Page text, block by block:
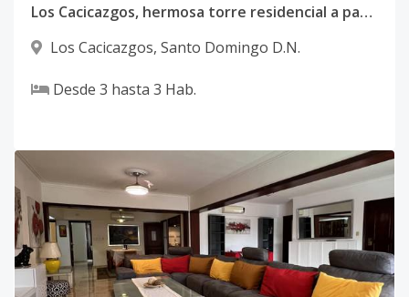
Los Cacicazgos, hermosa torre residencial a pasos de Mirador Sur, con amplios espacios interiores.
Los Cacicazgos, Santo Domingo D.N.
Desde 3 hasta 3 Hab.